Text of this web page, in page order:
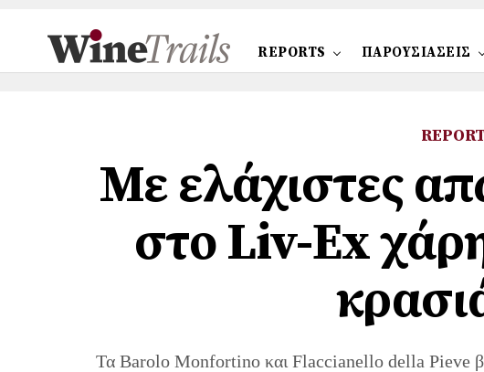
REPORTS ΠΑΡΟΥΣΙΑΣΕΙΣ
Με ελάχιστες
στο Liv-Ex
Τα Barolo Monfortino και Flaccianello della Pieve